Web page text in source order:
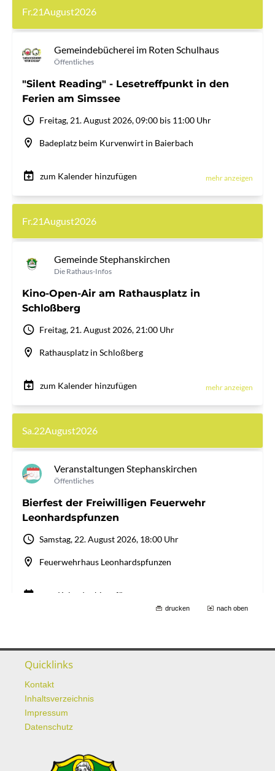
drucken nach oben
Quicklinks
Kontakt
Inhaltsverzeichnis
Impressum
Datenschutz